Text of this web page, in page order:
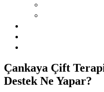
Çankaya Çift
Destek Ne Yapar?